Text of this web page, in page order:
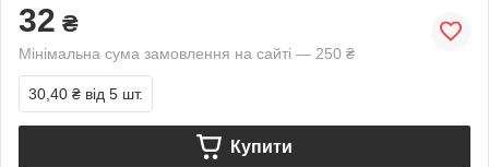
32 ₴
Мінімальна сума замовлення на сайті — 250 ₴
30,40 ₴ від 5 шт.
Купити